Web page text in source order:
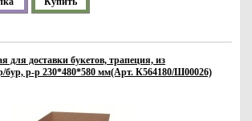
для доставки букетов, трапеция, из
бур, р-р 230*480*580 мм(Арт. К564180/Ш00026)